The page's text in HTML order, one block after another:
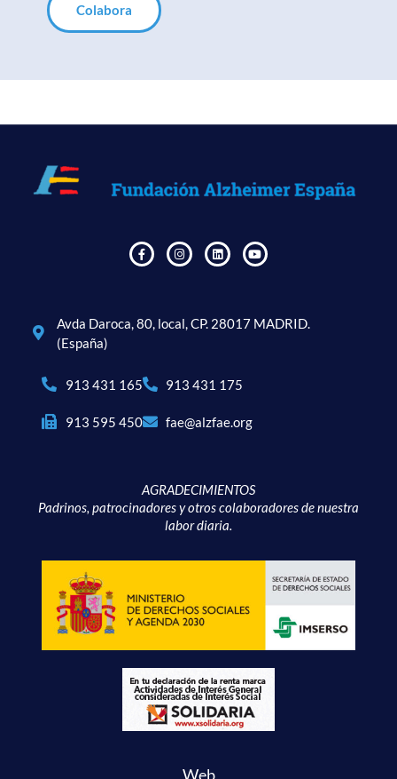
Colabora
Avda Daroca, 80, local, CP. 28017 MADRID.
(España)
913 431 165 913 431 175
913 595 450 fae@alzfae.org
AGRADECIMIENTOS
Padrinos, patrocinadores y otros colaboradores de nuestra
labor diaria.
Web